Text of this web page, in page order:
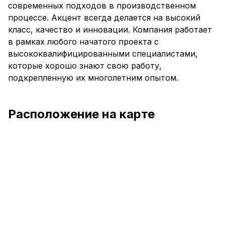
современных подходов в производственном
процессе. Акцент всегда делается на высокий
класс, качество и инновации. Компания работает
в рамках любого начатого проекта с
высококвалифицированными специалистами,
которые хорошо знают свою работу,
подкрепленную их многолетним опытом.
Расположение на карте